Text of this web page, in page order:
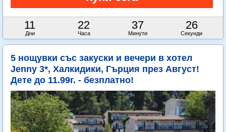
11
Дни
22
Часа
37
Минути
25
Секунди
5 нощувки със закуски и вечери в хотел
Jenny 3*, Халкидики, Гърция през Август!
Дете до 11.99г. - безплатно!